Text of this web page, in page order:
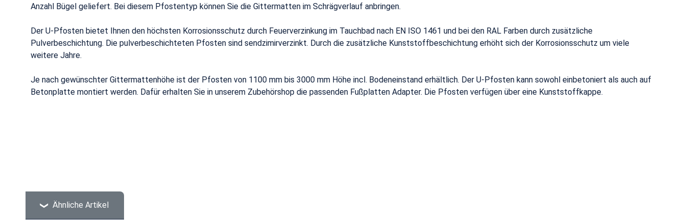
Anzahl Bügel geliefert. Bei diesem Pfostentyp können Sie die Gittermatten im Schrägverlauf anbringen.
Der U-Pfosten bietet Ihnen den höchsten Korrosionsschutz durch Feuerverzinkung im Tauchbad nach EN ISO 1461 und bei den RAL Farben durch zusätzliche
Pulverbeschichtung. Die pulverbeschichteten Pfosten sind sendzimirverzinkt. Durch die zusätzliche Kunststoffbeschichtung erhöht sich der Korrosionsschutz um viele
weitere Jahre.
Je nach gewünschter Gittermattenhöhe ist der Pfosten von 1100 mm bis 3000 mm Höhe incl. Bodeneinstand erhältlich. Der U-Pfosten kann sowohl einbetoniert als auch auf
Betonplatte montiert werden. Dafür erhalten Sie in unserem Zubehörshop die passenden Fußplatten Adapter. Die Pfosten verfügen über eine Kunststoffkappe.
Ähnliche Artikel